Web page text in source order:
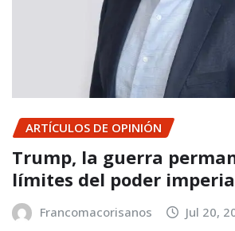
ARTÍCULOS DE OPINIÓN
Trump, la guerra
límites del poder
Francomacorisanos Jul 20,